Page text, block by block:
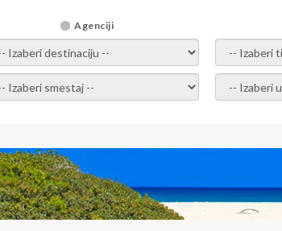
Agenciji
izaberi destinaciju - - izaberi tip -
Izaberite smestaj - - Izaberite